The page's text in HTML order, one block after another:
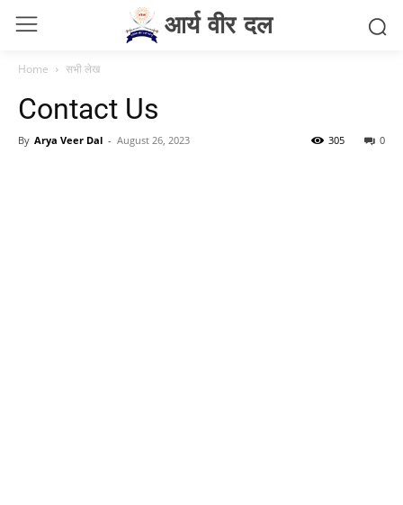
आर्य वीर दल
Home सभी लेख
Contact Us
By Arya Veer Dal - August 26, 2023 0
305